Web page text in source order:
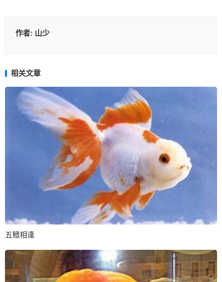
作者: 山少
相关文章
五鳍相逢